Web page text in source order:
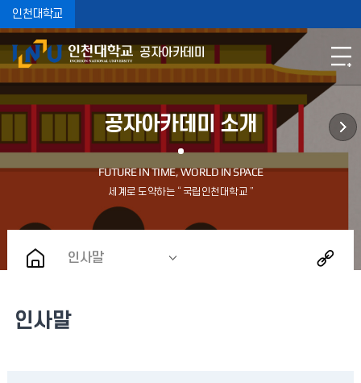
인천대학교
공자아카데미
공자아카데미 소개
인사말
인사말